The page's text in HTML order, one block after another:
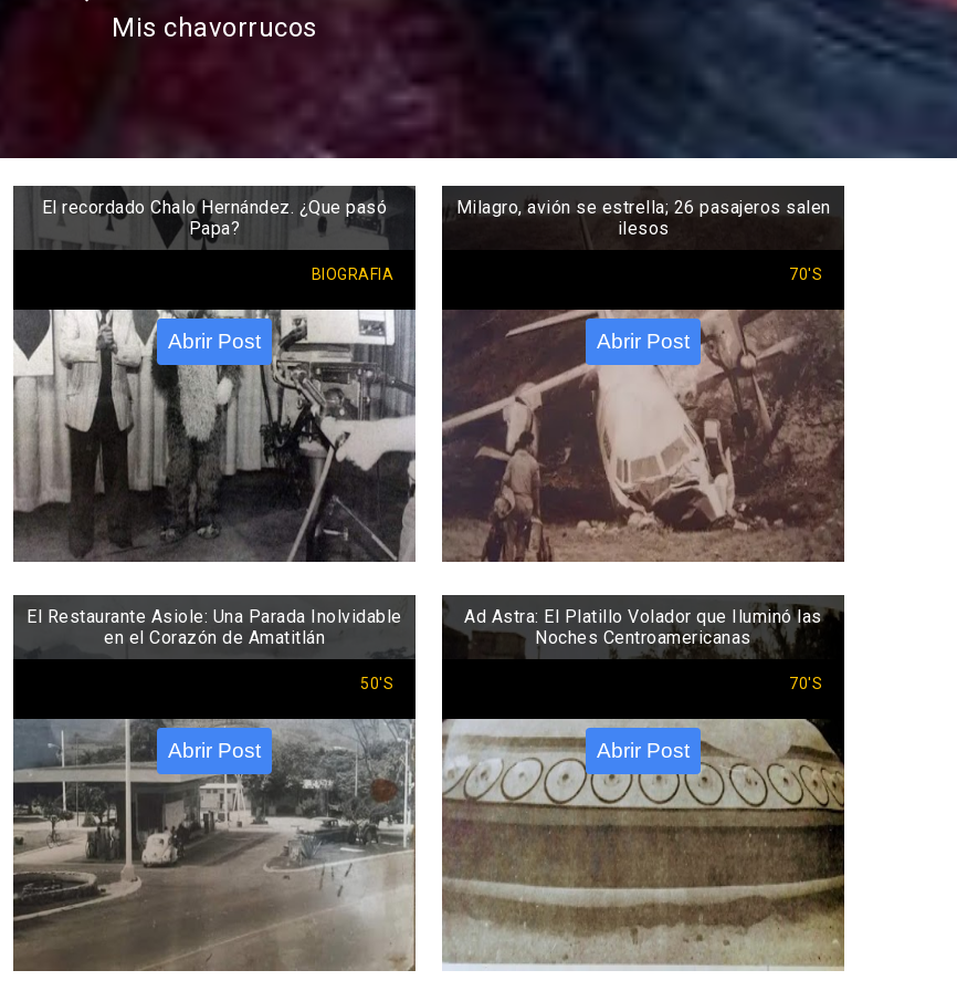
Mis chavorrucos
El recordado Chalo Hernández. ¿Que pasó
Papa?
BIOGRAFIA
Abrir Post
Milagro, avión se estrella; 26 pasajeros salen
ilesos
70'S
Abrir Post
El Restaurante Asiole: Una Parada Inolvidable
en el Corazón de Amatitlán
50'S
Abrir Post
Ad Astra: El Platillo Volador que Iluminó las
Noches Centroamericanas
70'S
Abrir Post